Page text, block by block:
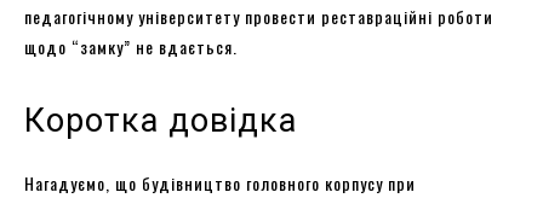
педагогічному університету провести реставраційні роботи
щодо “замку” не вдається.
Коротка довідка
Нагадуємо, що будівництво головного корпусу при